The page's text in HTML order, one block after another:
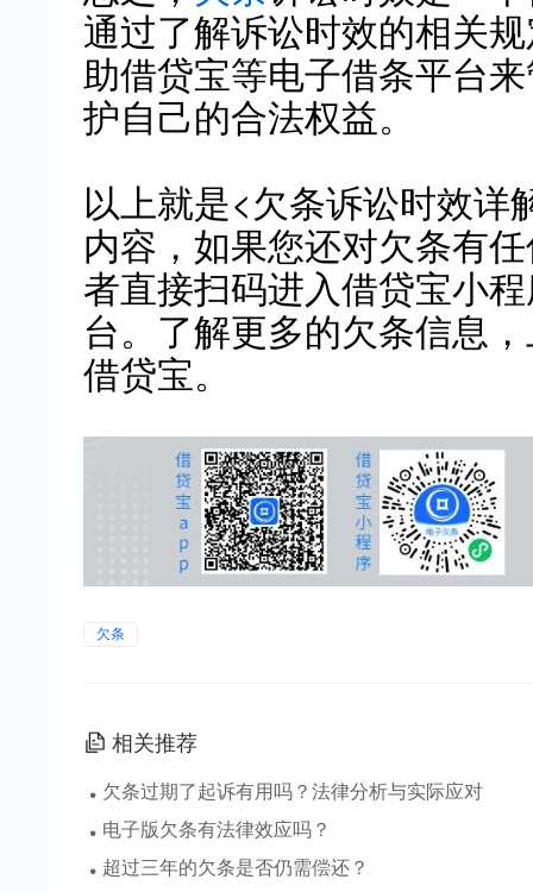
通过了解诉讼时效的相关
助借贷宝等电子借条平台
护自己的合法权益。
以上就是<欠条诉讼时效详
内容，如果您还对欠条有
者直接扫码进入借贷宝小
台。了解更多的欠条信息
借贷宝。
欠条
相关推荐
· 欠条过期了起诉有用吗？法律分析与实际应对
· 电子版欠条有法律效应吗？
· 超过三年的欠条是否仍需偿还？